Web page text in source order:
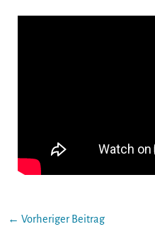
← Vorheriger Beitrag